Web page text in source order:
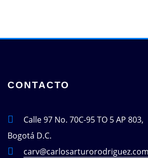
CONTACTO
Calle 97 No. 70C-95 TO 5 AP 803,
Bogotá D.C.